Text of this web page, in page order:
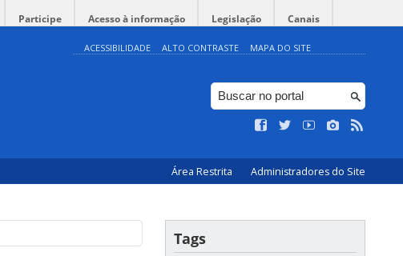
Participe Acesso à informação Legislação Canais
ACESSIBILIDADE ALTO CONTRASTE MAPA DO SITE
Área Restrita Administradores do Site
Tags